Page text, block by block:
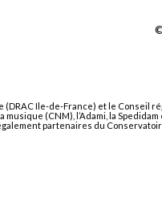
Ile-de-France) et le
(CNM), l’Adami, la
partenaires du